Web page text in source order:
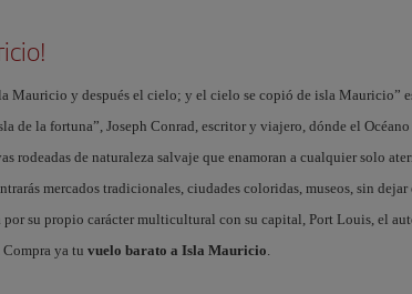
Mauricio y después el cielo; y el cielo se copió de isla Mauricio”
de la fortuna”, Joseph Conrad, escritor y viajero, dónde el
rodeadas de naturaleza salvaje que enamoran a cualquier solo
mercados tradicionales, ciudades coloridas, museos, sin dejar
su propio carácter multicultural con su capital, Port Louis, el
ya tu vuelo barato a Isla Mauricio